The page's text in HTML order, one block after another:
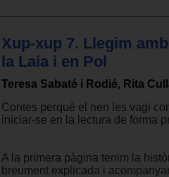
Xup-xup 7. Llegim
la Laia i en Pol
Teresa Sabaté i Rodié, Rita
Contes perquè el nen les vagi
iniciar-se en la lectura de forma
A la primera pàgina tenim la
breument explicada i